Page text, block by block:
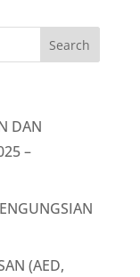
DAN
–
(AED,